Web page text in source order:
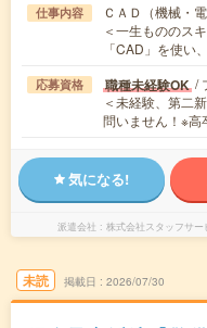
仕事内容
ＣＡＤ（機械・
＜一生もののス
「CAD」を使
応募資格 職種未経験OK /
＜未経験、第二
問いません！※
気になる!
派遣会社 株式会社スタッフサ
未読 掲載日 2026/07/30